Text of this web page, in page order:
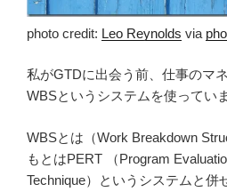
photo credit: Leo Reynolds via
私がGTDに出会う前、仕事のマ
WBSというシステムを使ってい
WBSとは（Work Breakdown
もとはPERT （Program
Technique）というシステムと併